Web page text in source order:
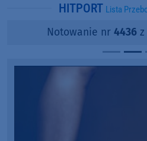
HITPORT Lista
Notowanie nr 4436